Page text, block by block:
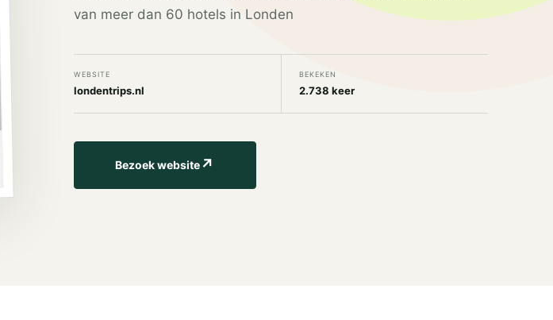
van meer dan 60 hotels in Londen
WEBSITE
londentrips.nl
BEKEKEN
2.738 keer
Bezoek website↗